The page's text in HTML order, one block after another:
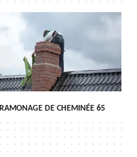
RAMONAGE DE CHEMINÉE 65